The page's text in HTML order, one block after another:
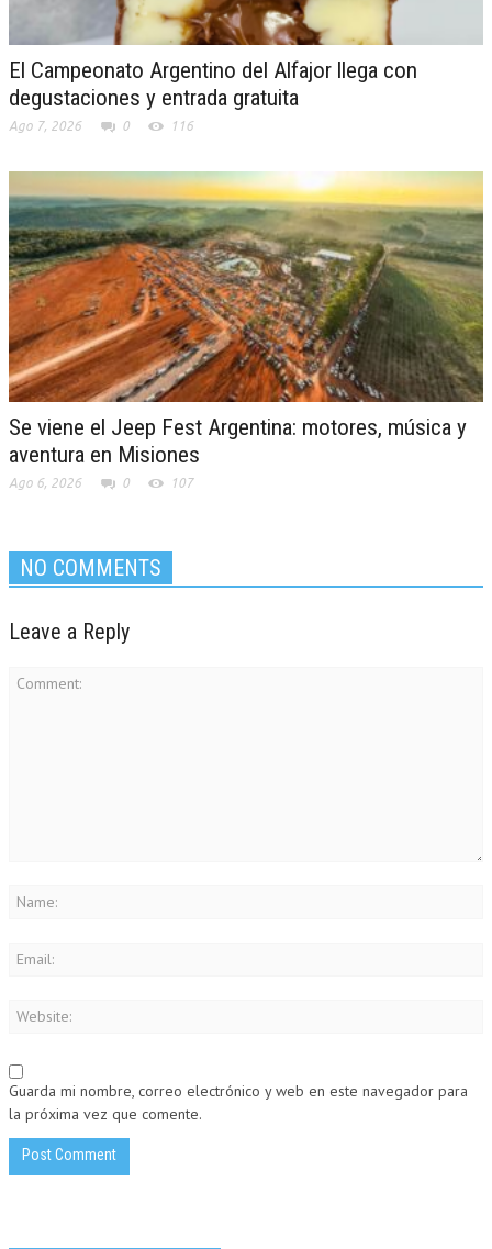
El Campeonato Argentino del Alfajor llega con
degustaciones y entrada gratuita
Ago 7, 2026 0 116
Se viene el Jeep Fest Argentina: motores, música y
aventura en Misiones
Ago 6, 2026 0 107
NO COMMENTS
Leave a Reply
Guarda mi nombre, correo electrónico y web en este navegador para
la próxima vez que comente.